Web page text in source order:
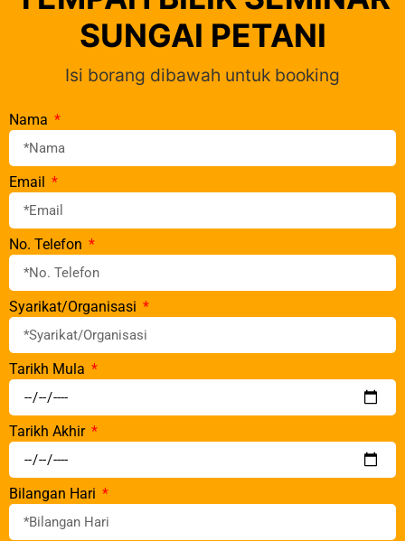
SUNGAI PETANI
Isi borang dibawah untuk booking
Nama
Email
No. Telefon
Syarikat/Organisasi
Tarikh Mula
Tarikh Akhir
Bilangan Hari